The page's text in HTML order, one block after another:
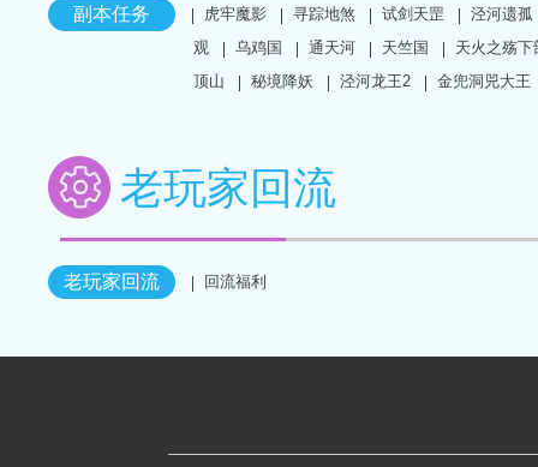
副本任务 虎牢魔影 寻踪地煞 试剑天罡
泾河遗孤
观
乌鸡国 通天河 天竺国
天火之殇下
顶山
秘境降妖 泾河龙王2 金兜洞兕大王
老玩家回流
老玩家回流 回流福利